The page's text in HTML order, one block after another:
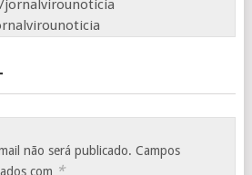
não será publicado. Campos
com *